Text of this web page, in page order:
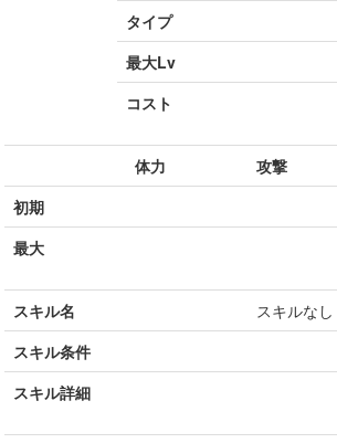
タイプ
最大Lv
コスト
体力 攻撃
初期
最大
スキル名
スキルなし
スキル条件
スキル詳細